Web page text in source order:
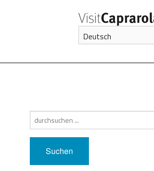
Suche
nach: